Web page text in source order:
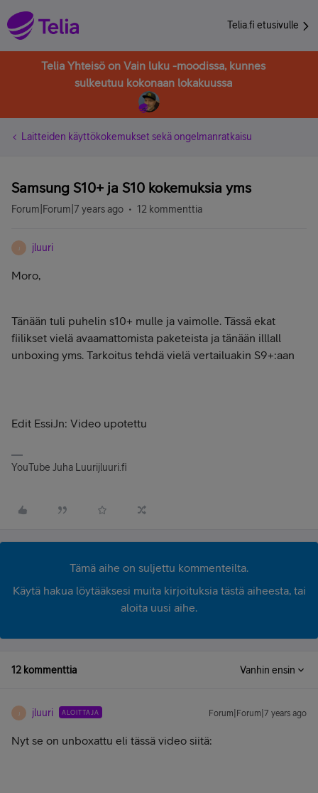
Telia.fi etusivulle
Telia Yhteisö on Vain luku -moodissa, kunnes
sulkeutuu kokonaan lokakuussa
Laitteiden käyttökokemukset sekä ongelmanratkaisu
Samsung S10+ ja S10 kokemuksia yms
Forum|Forum|7 years ago 12 kommenttia
J jluuri
Moro,
Tänään tuli puhelin s10+ mulle ja vaimolle. Tässä ekat
fiilikset vielä avaamattomista paketeista ja tänään illlall
unboxing yms. Tarkoitus tehdä vielä vertailuakin S9+:aan
Edit EssiJn: Video upotettu
YouTube Juha Luurijluuri.fi
Tämä aihe on suljettu kommenteilta.
Käytä hakua löytääksesi muita kirjoituksia tästä aiheesta, tai
aloita uusi aihe.
12 kommenttia Vanhin ensin
J jluuri ALOITTAJA Forum|Forum|7 years ago
Nyt se on unboxattu eli tässä video siitä: